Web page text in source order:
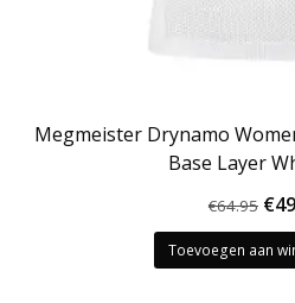
Megmeister Drynamo
Base Layer
€64.95 €
Toevoegen aan